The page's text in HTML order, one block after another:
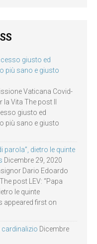
giusto ed
più sano e giusto
Vaticana Covid-
Vita The post Il
giusto ed
più sano e giusto
parola”, dietro le quinte
Dicembre 29, 2020
Dario Edoardo
post LEV: “Papa
le quinte
appeared first on
cardinalizio Dicembre